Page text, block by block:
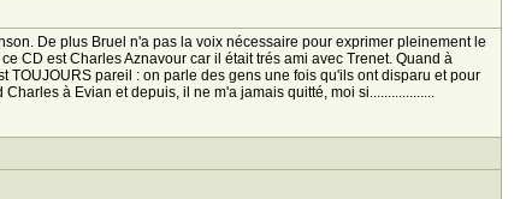
De plus Bruel n'a pas la voix nécessaire pour exprimer pleinement le
CD est Charles Aznavour car il était trés ami avec Trenet. Quand à
pareil : on parle des gens une fois qu'ils ont disparu et pour
à Evian et depuis, il ne m'a jamais quitté, moi si..................